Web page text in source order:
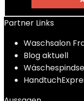
Partner Links
Waschsalon
Blog aktuell